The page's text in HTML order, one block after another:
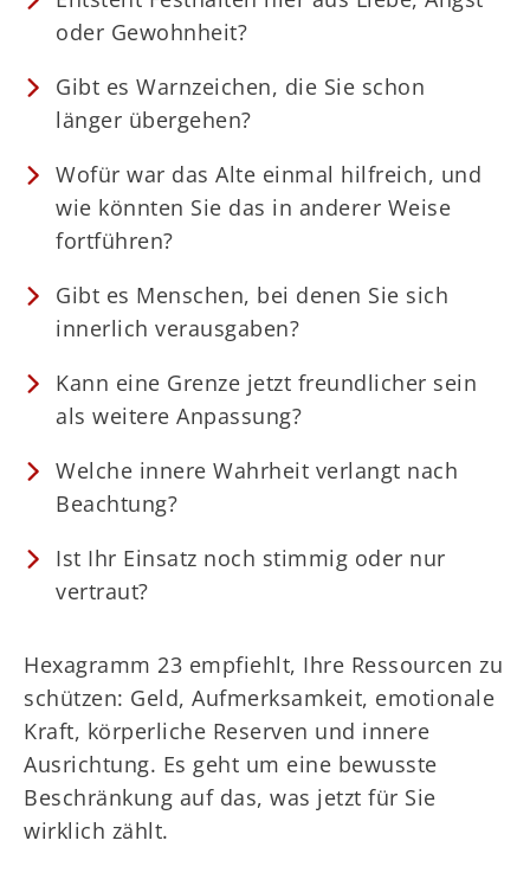
oder Gewohnheit?
Gibt es Warnzeichen, die Sie schon
länger übergehen?
Wofür war das Alte einmal hilfreich, und
wie könnten Sie das in anderer Weise
fortführen?
Gibt es Menschen, bei denen Sie sich
innerlich verausgaben?
Kann eine Grenze jetzt freundlicher sein
als weitere Anpassung?
Welche innere Wahrheit verlangt nach
Beachtung?
Ist Ihr Einsatz noch stimmig oder nur
vertraut?
Hexagramm 23 empfiehlt, Ihre Ressourcen zu
schützen: Geld, Aufmerksamkeit, emotionale
Kraft, körperliche Reserven und innere
Ausrichtung. Es geht um eine bewusste
Beschränkung auf das, was jetzt für Sie
wirklich zählt.